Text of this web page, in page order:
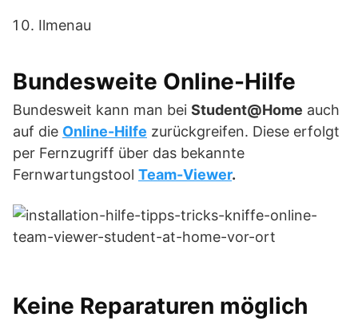
Ilmenau
Bundesweite Online-Hilfe
Bundesweit kann man bei Student@Home auch
auf die Online-Hilfe zurückgreifen. Diese erfolgt
per Fernzugriff über das bekannte
Fernwartungstool Team-Viewer.
Keine Reparaturen möglich